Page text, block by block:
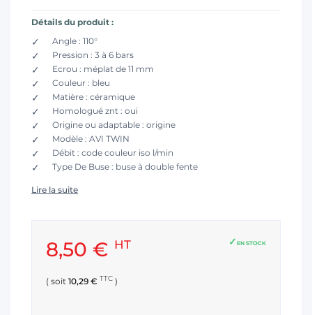
Détails du produit :
Angle : 110°
Pression : 3 à 6 bars
Ecrou : méplat de 11 mm
Couleur : bleu
Matière : céramique
Homologué znt : oui
Origine ou adaptable : origine
Modèle : AVI TWIN
Débit : code couleur iso l/min
Type De Buse : buse à double fente
Lire la suite
EN STOCK
8,50 € HT
( soit 10,29 € TTC )